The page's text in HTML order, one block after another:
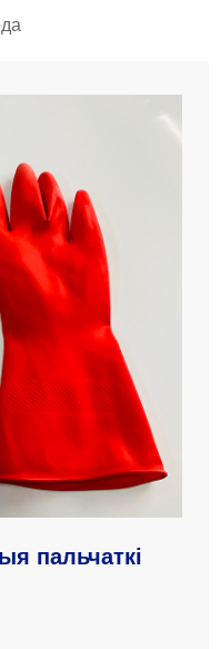
пальчаткі